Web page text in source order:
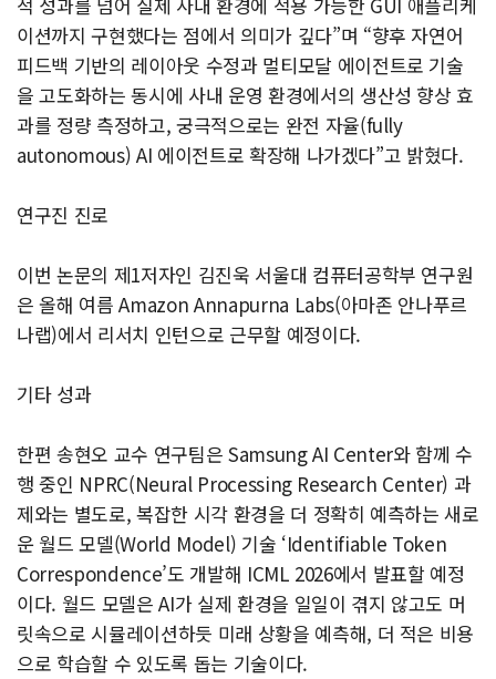
이션까지 구현했다는 점에서 의미가 깊다”며 “향후 자연어
피드백 기반의 레이아웃 수정과 멀티모달 에이전트로 기술
을 고도화하는 동시에 사내 운영 환경에서의 생산성 향상 효
과를 정량 측정하고, 궁극적으로는 완전 자율(fully
autonomous) AI 에이전트로 확장해 나가겠다”고 밝혔다.
연구진 진로
이번 논문의 제1저자인 김진욱 서울대 컴퓨터공학부 연구원
은 올해 여름 Amazon Annapurna Labs(아마존 안나푸르
나랩)에서 리서치 인턴으로 근무할 예정이다.
기타 성과
한편 송현오 교수 연구팀은 Samsung AI Center와 함께 수
행 중인 NPRC(Neural Processing Research Center) 과
제와는 별도로, 복잡한 시각 환경을 더 정확히 예측하는 새로
운 월드 모델(World Model) 기술 ‘Identifiable Token
Correspondence’도 개발해 ICML 2026에서 발표할 예정
이다. 월드 모델은 AI가 실제 환경을 일일이 겪지 않고도 머
릿속으로 시뮬레이션하듯 미래 상황을 예측해, 더 적은 비용
으로 학습할 수 있도록 돕는 기술이다.